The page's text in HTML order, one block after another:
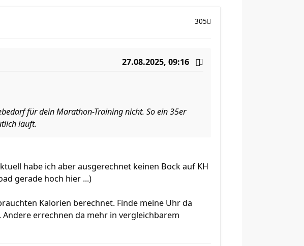
305
27.08.2025, 09:16
für dein Marathon-Training nicht. So ein 35er
läuft.
habe ich aber ausgerechnet keinen Bock auf KH
gerade hoch hier ...)
Kalorien berechnet. Finde meine Uhr da
errechnen da mehr in vergleichbarem